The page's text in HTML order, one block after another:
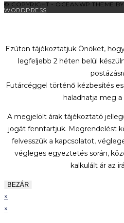
© COPYRIGHT - OCEANWP THEME
WORDPRESS
Ezúton tájékoztatjuk Önöket,
legfeljebb 2 héten belül
Futárcéggel történő kézbesítés
haladhatja meg
A megjelölt árak tájékoztató
jogát fenntartjuk. Megrendelést
felvesszük a kapcsolatot,
végleges egyeztetés során,
kalkulált ár az
BEZÁR
×
×